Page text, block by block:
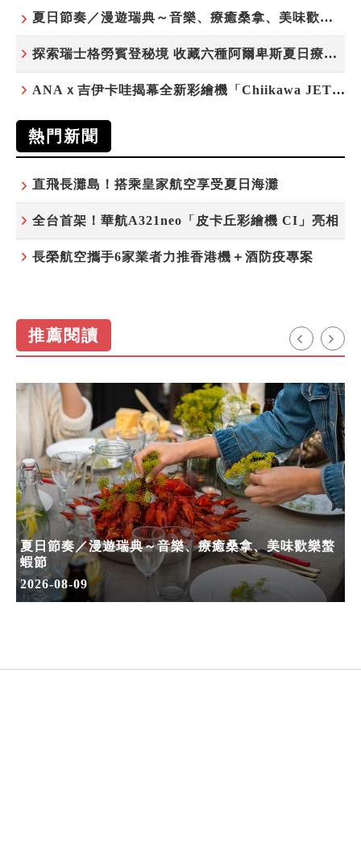
夏日節奏／漫遊瑞典～音樂、療癒桑拿、美味歡樂螯蝦節
探索瑞士格勞賓登秘境 收藏六種阿爾卑斯夏日療癒之旅
ANAｘ吉伊卡哇揭幕全新彩繪機「Chiikawa JET」
熱門新聞
直飛長灘島！搭乘皇家航空享受夏日海灘
全台首架！華航A321neo「皮卡丘彩繪機 CI」亮相
長榮航空攜手6家業者力推香港機＋酒防疫專案
推薦閱讀
夏日節奏／漫遊瑞典～音樂、療癒桑拿、美味歡樂螯
蝦節
2026-08-09